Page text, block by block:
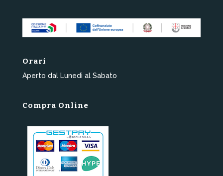
Orari
Aperto dal Lunedì al Sabato
Compra Online